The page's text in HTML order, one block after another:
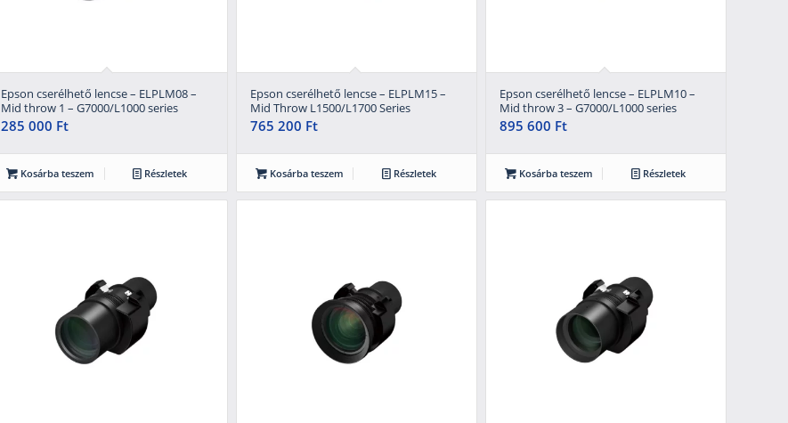
Epson cserélhető lencse – ELPLM08 –
Mid throw 1 – G7000/L1000 series
285 000 Ft
Kosárba teszem Részletek
Epson cserélhető lencse – ELPLM15 –
Mid Throw L1500/L1700 Series
765 200 Ft
Kosárba teszem Részletek
Epson cserélhető lencse – ELPLM10 –
Mid throw 3 – G7000/L1000 series
895 600 Ft
Kosárba teszem Részletek